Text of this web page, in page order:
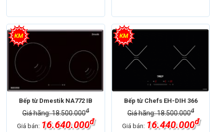
Bếp từ Dmestik NA772 IB
Giá hãng: 18.500.000đ
Giá bán: 16.640.000đ
Bếp từ Chefs EH-DIH 366
Giá hãng: 18.500.000đ
Giá bán: 16.440.000đ